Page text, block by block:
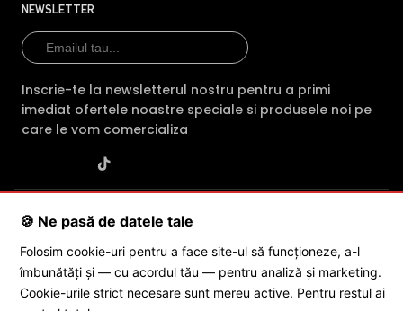
NEWSLETTER
Inscrie-te la newsletterul nostru pentru a primi
imediat ofertele noastre speciale si produsele noi pe
care le vom comercializa
SC POLITES ONLINE SRL · CUI: RO34846331
J2015001227161· Capital social: 200 RON · Sediu: Str. Petrache
Poenaru, Nr. 1, Craiova, Jud. Dolj · Contactează-ne·Service produs
🍪 Ne pasă de datele tale
Folosim cookie-uri pentru a face site-ul să funcționeze, a-l
îmbunătăți și — cu acordul tău — pentru analiză și marketing.
Cookie-urile strict necesare sunt mereu active. Pentru restul ai